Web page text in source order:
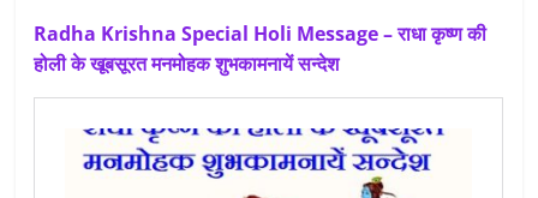
Radha Krishna Special Holi Message – राधा कृष्ण की
होली के खूबसूरत मनमोहक शुभकामनायें सन्देश